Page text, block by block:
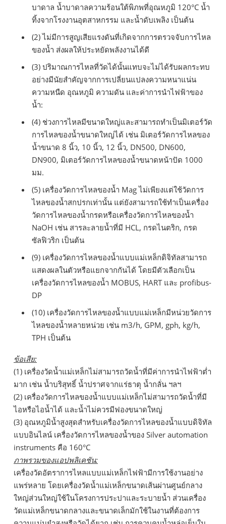
บาดาล น้ำบาดาลความร้อนใต้พิภพที่อุณหภูมิ 120°C น้ำ
ทิ้งจากโรงงานอุตสาหกรรม และน้ำดับเพลิง เป็นต้น
(2)ไม่มีการสูญเสียแรงดันที่เกิดจากการตรวจจับการไหล
ของน้ำ ส่งผลให้ประหยัดพลังงานได้ดี
(3)ปริมาณการไหลที่วัดได้นั้นแทบจะไม่ได้รับผลกระทบ
อย่างมีนัยสำคัญจากการเปลี่ยนแปลงความหนาแน่น
ความหนืด อุณหภูมิ ความดัน และค่าการนำไฟฟ้าของ
น้ำ:
(4) ช่วงการไหลมีขนาดใหญ่และสามารถทำเป็นมิเตอร์วัด
การไหลของน้ำขนาดใหญ่ได้ เช่น มิเตอร์วัดการไหลของ
น้ำขนาด 8 นิ้ว, 10 นิ้ว, 12 นิ้ว, DN500, DN600,
DN900, มิเตอร์วัดการไหลของน้ำขนาดหน้าปัด 1000
มม.
(5) เครื่องวัดการไหลของน้ำ Mag ไม่เพียงแต่ใช้วัดการ
ไหลของน้ำสกปรกเท่านั้น แต่ยังสามารถใช้ทำเป็นเครื่อง
วัดการไหลของน้ำกรดหรือเครื่องวัดการไหลของน้ำ
NaOH เช่น สารละลายน้ำที่มี HCL, กรดไนตริก, กรด
ซัลฟิวริก เป็นต้น
(9) เครื่องวัดการไหลของน้ำแบบแม่เหล็กดิจิทัลสามารถ
แสดงผลในตัวหรือแยกจากกันได้ โดยมีตัวเลือกเป็น
เครื่องวัดการไหลของน้ำ MOBUS, HART และ profibus-
DP
(10) เครื่องวัดการไหลของน้ำแบบแม่เหล็กมีหน่วยวัดการ
ไหลของน้ำหลายหน่วย เช่น m3/h, GPM, gph, kg/h,
TPH เป็นต้น
ข้อเสีย:
(1) เครื่องวัดน้ำแม่เหล็กไม่สามารถวัดน้ำที่มีค่าการนำไฟฟ้าต่ำ
มาก เช่น น้ำบริสุทธิ์ น้ำปราศจากแร่ธาตุ น้ำกลั่น ฯลฯ
(2) เครื่องวัดการไหลของน้ำแบบแม่เหล็กไม่สามารถวัดน้ำที่มี
ไอหรือไอน้ำได้ และน้ำไม่ควรมีฟองขนาดใหญ่
(3) อุณหภูมิน้ำสูงสุดสำหรับเครื่องวัดการไหลของน้ำแบบดิจิทัล
แบบอินไลน์ เครื่องวัดการไหลของน้ำของ Silver automation
instruments คือ 160°C
ภาพรวมของแอปพลิเคชัน:
เครื่องวัดอัตราการไหลแบบแม่เหล็กไฟฟ้ามีการใช้งานอย่าง
แพร่หลาย โดยเครื่องวัดน้ำแม่เหล็กขนาดเส้นผ่านศูนย์กลาง
ใหญ่ส่วนใหญ่ใช้ในโครงการประปาและระบายน้ำ ส่วนเครื่อง
วัดแม่เหล็กขนาดกลางและขนาดเล็กมักใช้ในงานที่ต้องการ